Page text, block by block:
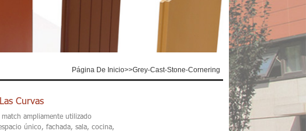
Página De Inicio>>Grey-Cast-Stone-Cornering
Curvas
ampliamente utilizado
único, fachada, sala, cocina,